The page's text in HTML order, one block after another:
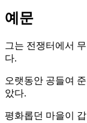
예문
그는 전쟁터에서
다.
오랫동안 공들여
았다.
평화롭던 마을이